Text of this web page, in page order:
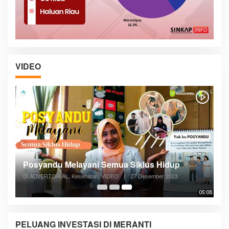
VIDEO
05:08
Posyandu Melayani Semua Siklus Hidup
Di ADVERTORIAL, Kesehatan, VIDEO | 27 Desember 2023
PELUANG INVESTASI DI MERANTI